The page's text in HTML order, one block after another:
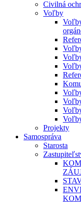
Civilná
Voľby
Projekty
Samospráva
Starosta